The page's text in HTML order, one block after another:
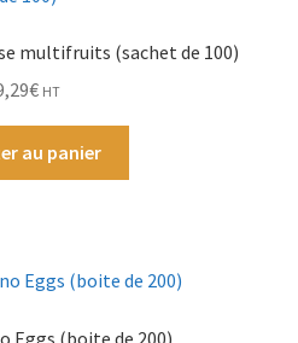
multifruits (sachet de 100)
€ HT
au panier